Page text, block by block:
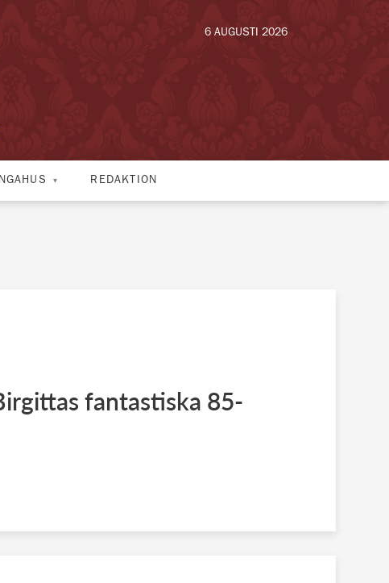
6 AUGUSTI 2026
REDAKTION
fantastiska 85-